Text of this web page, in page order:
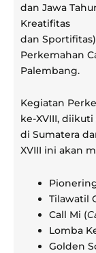
dan Jawa
Kreatifitas
dan
Perkemahan
Palembang.
Kegiatan
ke-XVIII,
di Sumatera
XVIII ini akan
Tilawatil
Call Mi (
Lomba
Golden